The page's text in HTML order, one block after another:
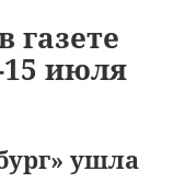
газете
июля
ушла